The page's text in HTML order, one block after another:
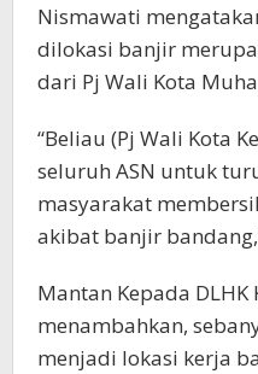
Nismawati
dilokasi banjir
dari Pj Wali Kota
“Beliau (Pj Wali Kota
seluruh ASN untuk
masyarakat
akibat banjir
Mantan Kepada DLHK
menambahkan,
menjadi lokasi kerja